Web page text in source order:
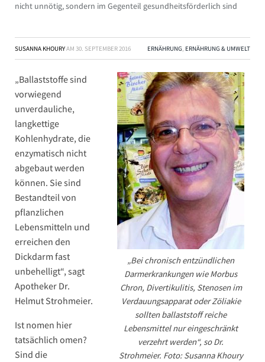
nicht unnötig, sondern im Gegenteil gesundheitsförderlich sind
SUSANNA KHOURYAM 30. SEPTEMBER 2016 ERNÄHRUNG, ERNÄHRUNG & UMWELT
„Bei chronisch entzündlichen
Darmerkrankungen wie Morbus
Chron, Divertikulitis, Stenosen im
Verdauungsapparat oder Zöliakie
sollten ballaststoff reiche
Lebensmittel nur eingeschränkt
verzehrt werden“, so Dr.
Strohmeier. Foto: Susanna Khoury
„Ballaststoffe sind
vorwiegend
unverdauliche,
langkettige
Kohlenhydrate, die
enzymatisch nicht
abgebaut werden
können. Sie sind
Bestandteil von
pflanzlichen
Lebensmitteln und
erreichen den
Dickdarm fast
unbehelligt“, sagt
Apotheker Dr.
Helmut Strohmeier.
Ist nomen hier
tatsächlich omen?
Sind die